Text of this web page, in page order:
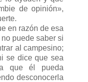
de opinión»,
en razón de esa
puede saber si
al campesino;
se dice que sea
que él pueda
desconocerla